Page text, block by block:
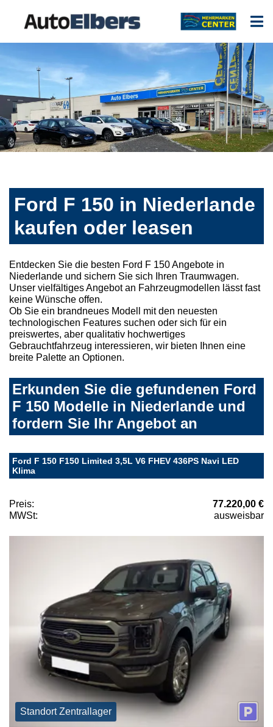
Ford F 150 in Niederlande
kaufen oder leasen
Entdecken Sie die besten Ford F 150 Angebote in
Niederlande und sichern Sie sich Ihren Traumwagen.
Unser vielfältiges Angebot an Fahrzeugmodellen lässt fast
keine Wünsche offen.
Ob Sie ein brandneues Modell mit den neuesten
technologischen Features suchen oder sich für ein
preiswertes, aber qualitativ hochwertiges
Gebrauchtfahrzeug interessieren, wir bieten Ihnen eine
breite Palette an Optionen.
Erkunden Sie die gefundenen Ford
F 150 Modelle in Niederlande und
fordern Sie Ihr Angebot an
Ford F 150 F150 Limited 3,5L V6 FHEV 436PS Navi LED
Klima
Preis:
77.220,00 €
MWSt:
ausweisbar
Standort Zentrallager